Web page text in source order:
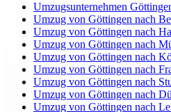
Umzugsunternehmen
Umzug von Göttingen nach
Umzug von Göttingen nach
Umzug von Göttingen nach
Umzug von Göttingen nach
Umzug von Göttingen nach
Umzug von Göttingen nach
Umzug von Göttingen nach
Umzug von Göttingen nach